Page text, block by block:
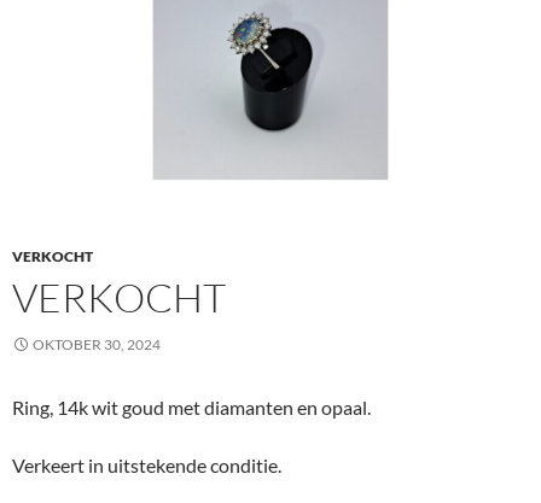
VERKOCHT
VERKOCHT
OKTOBER 30, 2024
Ring, 14k wit goud met diamanten en opaal.
Verkeert in uitstekende conditie.